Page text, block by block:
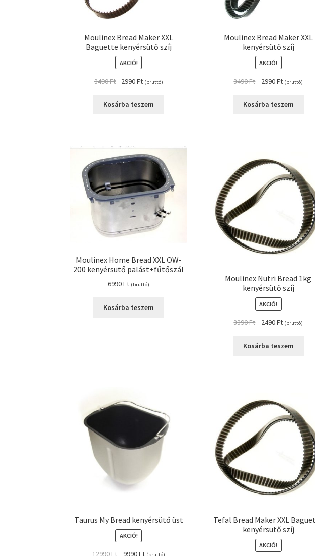
Moulinex Bread Maker XXL
Baguette kenyérsütő szíj
AKCIÓ!
3490Ft
Original
was:
2990FtCurrent
is:
(bruttó)
Kosárba teszem
Moulinex Bread Maker XXL
kenyérsütő szíj
AKCIÓ!
3490Ft
Original
was:
2990FtCurrent
is:
(bruttó)
Kosárba teszem
Moulinex Home Bread XXL OW-
200 kenyérsütő palást+fűtőszál
6990Ft (bruttó)
Kosárba teszem
Moulinex Nutri Bread 1kg
kenyérsütő szíj
AKCIÓ!
3390Ft
Original
was:
2490FtCurrent
is:
(bruttó)
Kosárba teszem
Taurus My Bread kenyérsütő üst
AKCIÓ!
12990Ft
Original
9990FtCurrent
(bruttó)
Tefal Bread Maker XXL
kenyérsütő szíj
AKCIÓ!